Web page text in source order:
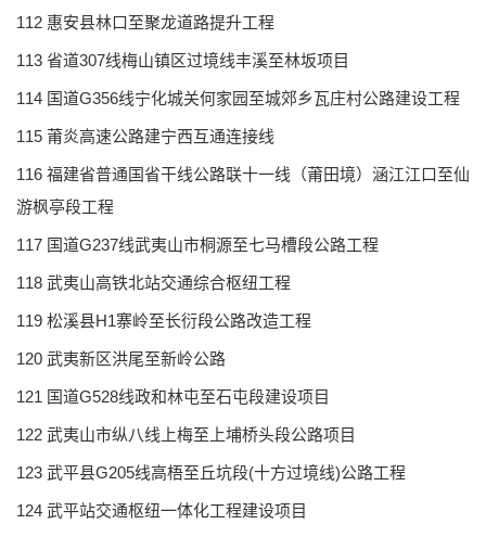
112 惠安县林口至聚龙道路提升工程
113 省道307线梅山镇区过境线丰溪至林坂项目
114 国道G356线宁化城关何家园至城郊乡瓦庄村公路建设工程
115 莆炎高速公路建宁西互通连接线
116 福建省普通国省干线公路联十一线（莆田境）涵江江口至仙
游枫亭段工程
117 国道G237线武夷山市桐源至七马槽段公路工程
118 武夷山高铁北站交通综合枢纽工程
119 松溪县H1寨岭至长衍段公路改造工程
120 武夷新区洪尾至新岭公路
121 国道G528线政和林屯至石屯段建设项目
122 武夷山市纵八线上梅至上埔桥头段公路项目
123 武平县G205线高梧至丘坑段(十方过境线)公路工程
124 武平站交通枢纽一体化工程建设项目